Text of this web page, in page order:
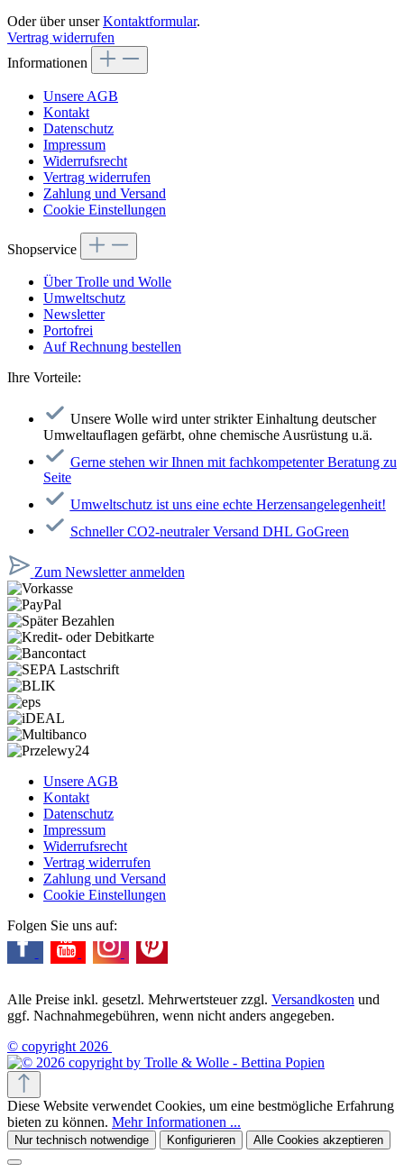
Oder über unserKontaktformular.
Vertrag widerrufen
Informationen
Unsere AGB
Kontakt
Datenschutz
Impressum
Widerrufsrecht
Vertrag widerrufen
Zahlung und Versand
Cookie Einstellungen
Shopservice
Über Trolle und Wolle
Umweltschutz
Newsletter
Portofrei
Auf Rechnung bestellen
Ihre Vorteile:
Unsere Wolle wird unter strikter Einhaltung deutscher
Umweltauflagen gefärbt, ohne chemische Ausrüstung u.ä.
Gerne stehen wir Ihnen mit fachkompetenter Beratung zu
Seite
Umweltschutz ist uns eine echte Herzensangelegenheit!
Schneller CO2-neutraler Versand DHL GoGreen
Zum Newsletter anmelden
Unsere AGB
Kontakt
Datenschutz
Impressum
Widerrufsrecht
Vertrag widerrufen
Zahlung und Versand
Cookie Einstellungen
Folgen Sie uns auf:
Alle Preise inkl. gesetzl. Mehrwertsteuer zzgl. Versandkosten und
ggf. Nachnahmegebühren, wenn nicht anders angegeben.
© copyright 2026
Diese Website verwendet Cookies, um eine bestmögliche Erfahrung
bieten zu können. Mehr Informationen ...
Nur technisch notwendige Konfigurieren Alle Cookies akzeptieren